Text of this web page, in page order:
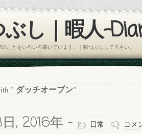
し｜暇人-
のことをいろいろ書いています。｜暇つぶしして下さい。
" ダッチオーブン"
, 2016年 - 日常 コメ